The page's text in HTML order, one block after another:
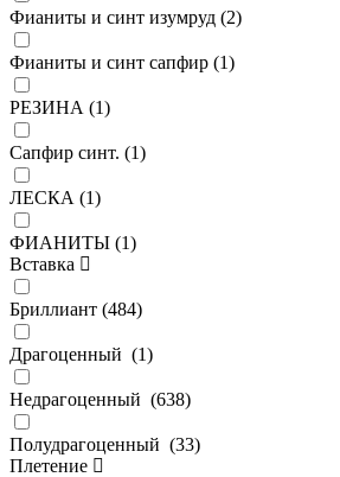
Фианиты и синт изумруд (2)
Фианиты и синт сапфир (1)
РЕЗИНА (1)
Сапфир синт. (1)
ЛЕСКА (1)
ФИАНИТЫ (1)
Вставка
Бриллиант (484)
Драгоценный (1)
Недрагоценный (638)
Полудрагоценный (33)
Плетение